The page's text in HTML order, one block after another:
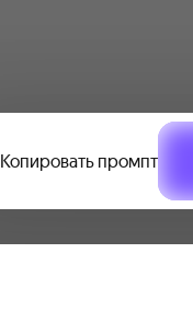
Копировать промпт